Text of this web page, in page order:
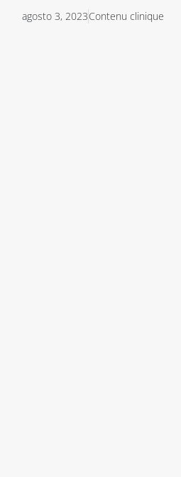
agosto 3, 2023Contenu clinique